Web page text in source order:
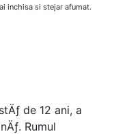
inchisa si stejar afumat.
de 12 ani, a
Rumul